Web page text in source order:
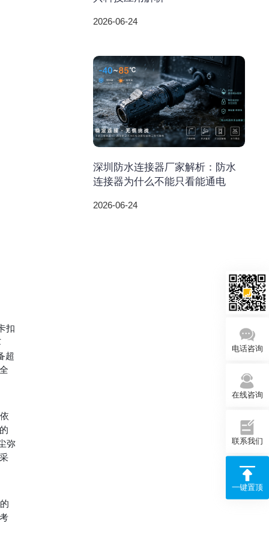
扣
超
弥
2026-06-24
深圳防水连接器厂家解析：防水
连接器为什么不能只看能通电
2026-06-24
电话咨询
在线咨询
联系我们
一键置顶